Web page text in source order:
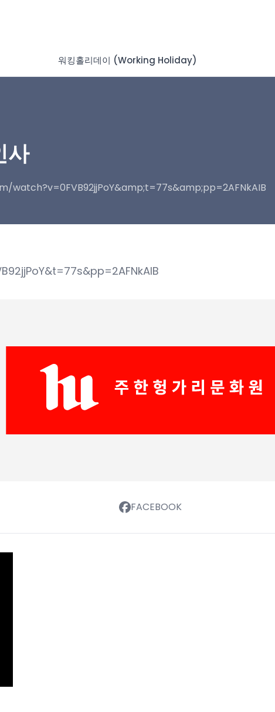
워킹홀리데이 (Working Holiday)
사
watch?v=0FVB92jjPoY&amp;t=77s&amp;pp=2AFNkAIB
FACEBOOK